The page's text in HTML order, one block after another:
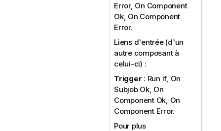
Error, On Component
Ok, On Component
Error.
Liens d'entrée (d'un
autre composant à
celui-ci) :
Trigger : Run if, On
Subjob Ok, On
Component Ok, On
Component Error.
Pour plus